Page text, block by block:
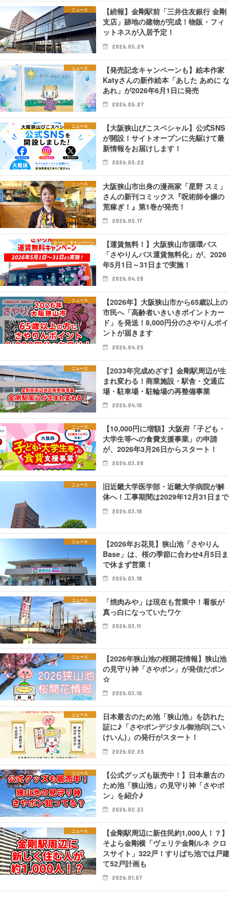
ニュース
【続報】金剛駅前「三井住友銀行 金剛
支店」跡地の建物が完成！物販・フィ
ットネスが入居予定！
2026.05.29
ニュース
【発売記念キャンペーンも】絵本作家
Katyさんの新作絵本「あした あめに
あれ」が2026年6月1日に発売
2026.05.27
ニュース
【大阪狭山びこスペシャル】公式SNS
が開設！サイトオープンに先駆けて最
新情報をお届けします！
2026.05.22
ニュース
大阪狭山市出身の漫画家「星野 スミ」
さんの新刊コミックス『呪術師令嬢の
荒稼ぎ！』第1巻が発売！
2026.05.17
セール・キャンペーン
【運賃無料！】大阪狭山市循環バス
「さやりんバス運賃無料化」が、2026
年5月1日～31日まで実施！
2026.04.28
ニュース
【2026年】大阪狭山市から65歳以上の
市民へ「高齢者いきいきポイントカー
ド」を発送！8,000円分のさやりんポイ
ントが届きます
2026.04.25
ニュース
【2033年完成めざす】金剛駅周辺が生
まれ変わる！商業施設・駅舎・交通広
場・駐車場・駐輪場の再整備事業
2026.04.10
ニュース
【10,000円に増額】大阪府「子ども・
大学生等への食費支援事業」の申請
が、2026年3月26日からスタート！
2026.03.28
ニュース
旧近畿大学医学部・近畿大学病院が解
体へ！工事期間は2029年12月31日まで
2026.03.18
ニュース
【2026年お花見】狭山池「さやりん
Base」は、桜の季節に合わせ4月5日ま
で休まず営業！
2026.03.18
ニュース
「焼肉みや」は現在も営業中！看板が
真っ白になっていたワケ
2026.03.11
ニュース
【2026年狭山池の桜開花情報】狭山池
の見守り神「さやポン」が発信だポン
☆
2026.03.10
ニュース
日本最古のため池「狭山池」を訪れた
証に♪「さやポンデジタル御池印(ごい
けいん)」の発行がスタート！
2026.02.25
ニュース
【公式グッズも販売中！】日本最古の
ため池「狭山池」の見守り神「さやポ
ン」を紹介♪
2026.02.23
ニュース
【金剛駅周辺に新住民約1,000人！？】
そよら金剛横「ヴェリテ金剛ルネ クロ
スサイト」322戸！すりばち池では戸
て52戸計画も
2026.01.07